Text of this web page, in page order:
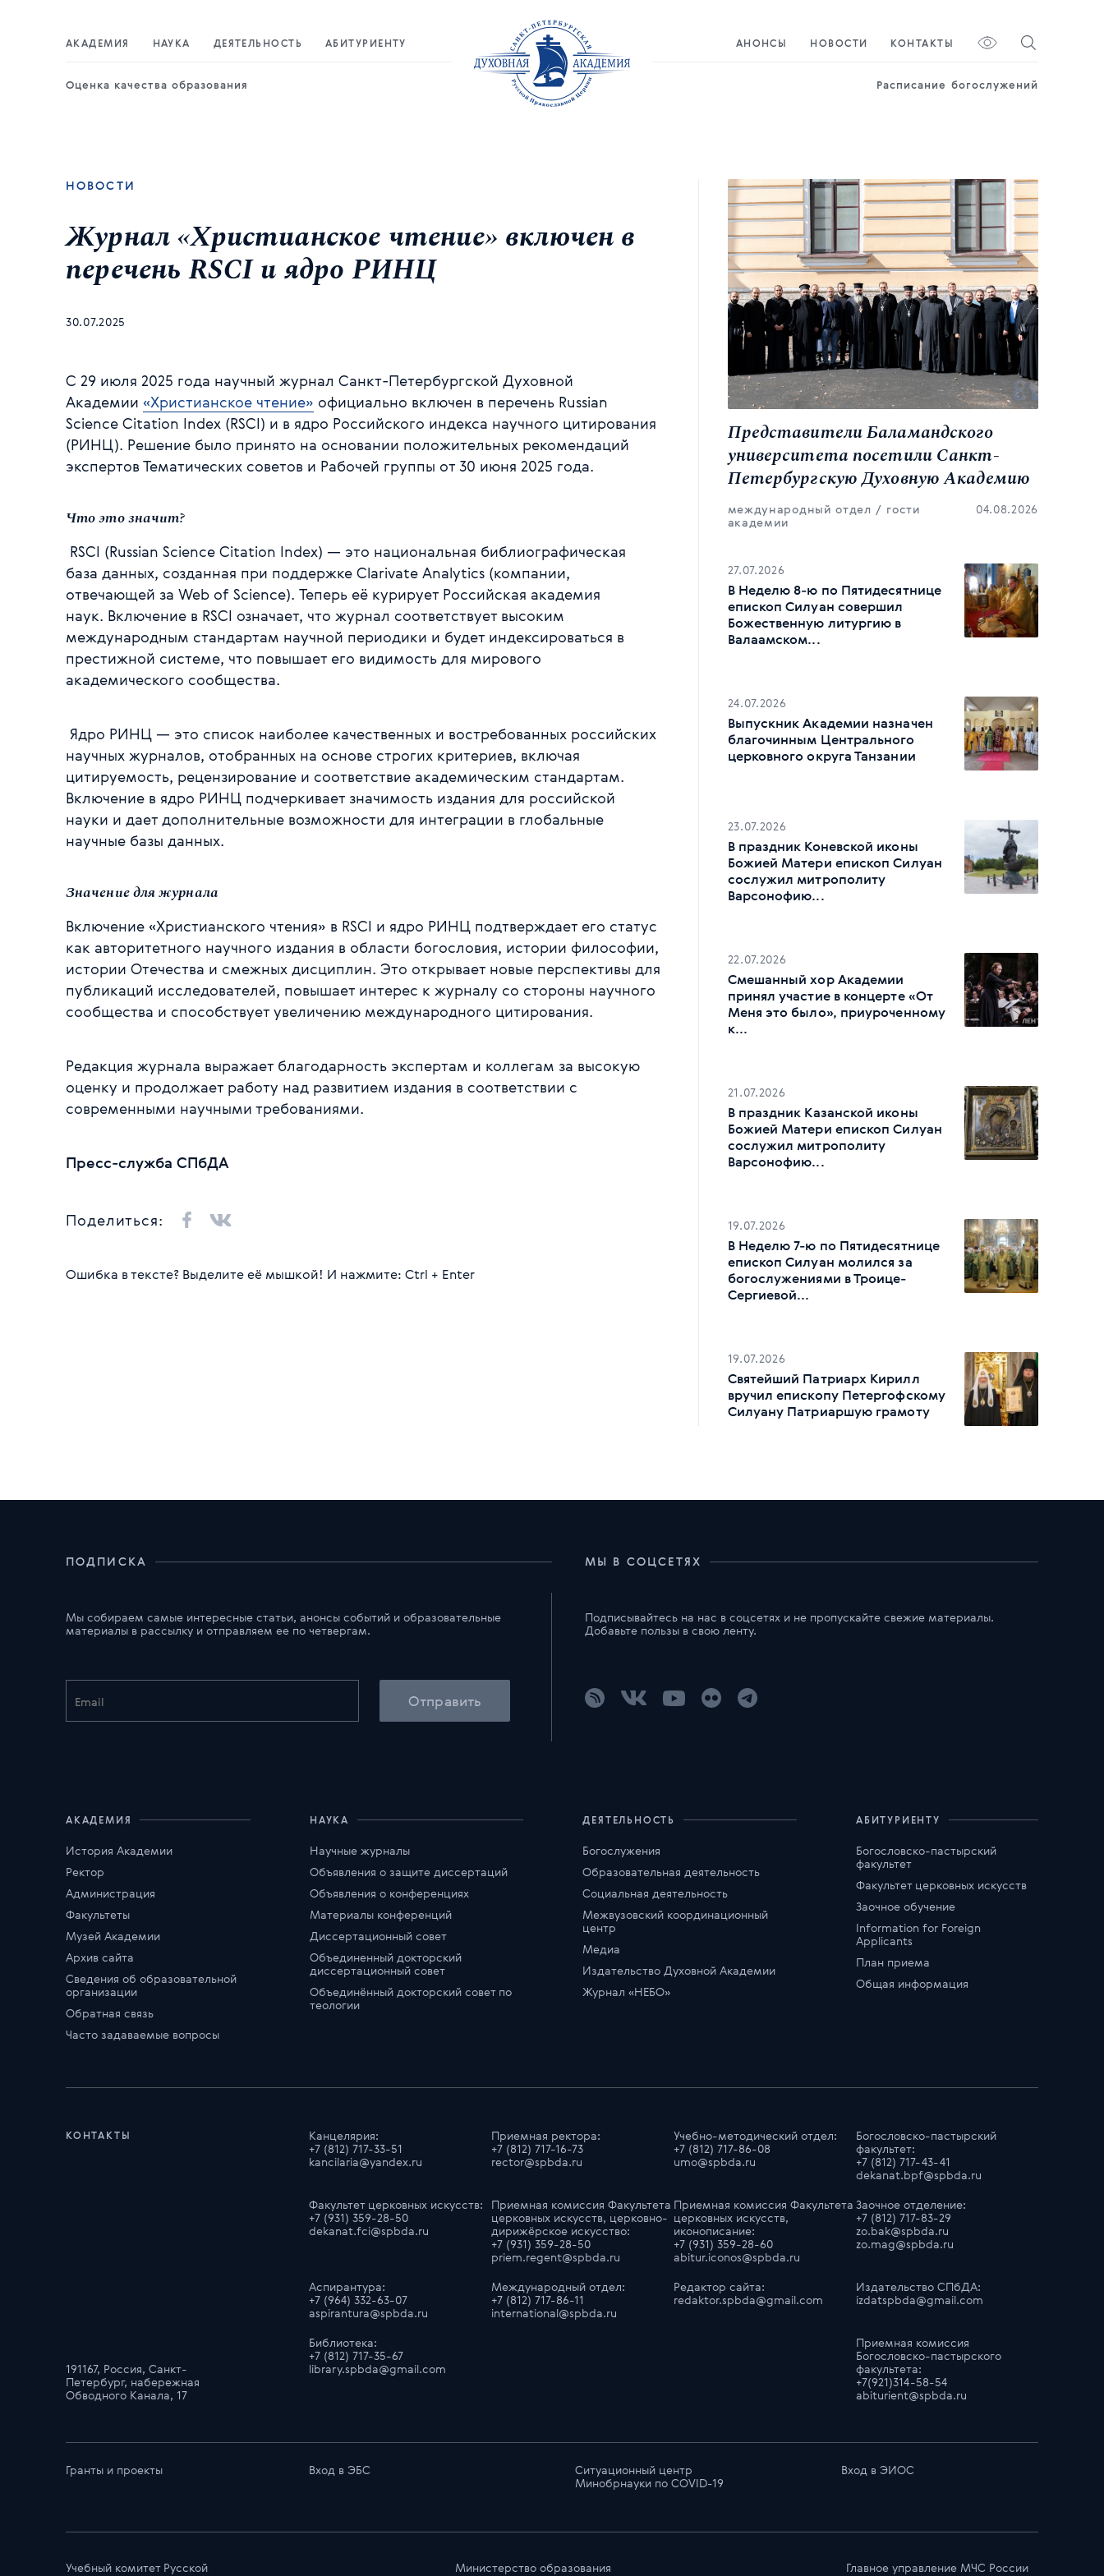
АКАДЕМИЯ НАУКА ДЕЯТЕЛЬНОСТЬ АБИТУРИЕНТУ
Оценка качества образования
АНОНСЫ НОВОСТИ КОНТАКТЫ
Расписание богослужений
НОВОСТИ
Журнал «Христианское чтение» включен в
перечень RSCI и ядро РИНЦ
30.07.2025
С 29 июля 2025 года научный журнал Санкт-Петербургской Духовной
Академии «Христианское чтение» официально включен в перечень Russian
Science Citation Index (RSCI) и в ядро Российского индекса научного цитирования
(РИНЦ). Решение было принято на основании положительных рекомендаций
экспертов Тематических советов и Рабочей группы от 30 июня 2025 года.
Что это значит?
RSCI (Russian Science Citation Index) — это национальная библиографическая
база данных, созданная при поддержке Clarivate Analytics (компании,
отвечающей за Web of Science). Теперь её курирует Российская академия
наук. Включение в RSCI означает, что журнал соответствует высоким
международным стандартам научной периодики и будет индексироваться в
престижной системе, что повышает его видимость для мирового
академического сообщества.
Ядро РИНЦ — это список наиболее качественных и востребованных российских
научных журналов, отобранных на основе строгих критериев, включая
цитируемость, рецензирование и соответствие академическим стандартам.
Включение в ядро РИНЦ подчеркивает значимость издания для российской
науки и дает дополнительные возможности для интеграции в глобальные
научные базы данных.
Значение для журнала
Включение «Христианского чтения» в RSCI и ядро РИНЦ подтверждает его статус
как авторитетного научного издания в области богословия, истории философии,
истории Отечества и смежных дисциплин. Это открывает новые перспективы для
публикаций исследователей, повышает интерес к журналу со стороны научного
сообщества и способствует увеличению международного цитирования.
Редакция журнала выражает благодарность экспертам и коллегам за высокую
оценку и продолжает работу над развитием издания в соответствии с
современными научными требованиями.
Пресс-служба СПбДА
Поделиться:
Ошибка в тексте? Выделите её мышкой! И нажмите: Ctrl + Enter
Представители Баламандского
университета посетили Санкт-
Петербургскую Духовную Академию
международный отдел
гости
академии
04.08.2026
27.07.2026
В Неделю 8-ю по Пятидесятнице
епископ Силуан совершил
Божественную литургию в
Валаамском...
24.07.2026
Выпускник Академии назначен
благочинным Центрального
церковного округа Танзании
23.07.2026
В праздник Коневской иконы
Божией Матери епископ Силуан
сослужил митрополиту
Варсонофию...
22.07.2026
Смешанный хор Академии
принял участие в концерте «От
Меня это было», приуроченному
к...
21.07.2026
В праздник Казанской иконы
Божией Матери епископ Силуан
сослужил митрополиту
Варсонофию...
19.07.2026
В Неделю 7-ю по Пятидесятнице
епископ Силуан молился за
богослужениями в Троице-
Сергиевой...
19.07.2026
Святейший Патриарх Кирилл
вручил епископу Петергофскому
Силуану Патриаршую грамоту
ПОДПИСКА
Мы собираем самые интересные статьи, анонсы событий и образовательные
материалы в рассылку и отправляем ее по четвергам.
Отправить
МЫ В СОЦСЕТЯХ
Подписывайтесь на нас в соцсетях и не пропускайте свежие материалы.
Добавьте пользы в свою ленту.
АКАДЕМИЯ
История Академии
Ректор
Администрация
Факультеты
Музей Академии
Архив сайта
Сведения об образовательной
организации
Обратная связь
Часто задаваемые вопросы
НАУКА
Научные журналы
Объявления о защите диссертаций
Объявления о конференциях
Материалы конференций
Диссертационный совет
Объединенный докторский
диссертационный совет
Объединённый докторский совет по
теологии
ДЕЯТЕЛЬНОСТЬ
Богослужения
Образовательная деятельность
Социальная деятельность
Межвузовский координационный
центр
Медиа
Издательство Духовной Академии
Журнал «НЕБО»
АБИТУРИЕНТУ
Богословско-пастырский
факультет
Факультет церковных искусств
Заочное обучение
Information for Foreign
Applicants
План приема
Общая информация
КОНТАКТЫ
191167, Россия, Санкт-
Петербург, набережная
Обводного Канала, 17
Канцелярия:
+7 (812) 717-33-51
kancilaria@yandex.ru
Приемная ректора:
+7 (812) 717-16-73
rector@spbda.ru
Учебно-методический отдел:
+7 (812) 717-86-08
umo@spbda.ru
Богословско-пастырский
факультет:
+7 (812) 717-43-41
dekanat.bpf@spbda.ru
Факультет церковных искусств:
+7 (931) 359-28-50
dekanat.fci@spbda.ru
Приемная комиссия Факультета
церковных искусств, церковно-
дирижёрское искусство:
+7 (931) 359-28-50
priem.regent@spbda.ru
Приемная комиссия Факультета
церковных искусств,
иконописание:
+7 (931) 359-28-60
abitur.iconos@spbda.ru
Заочное отделение:
+7 (812) 717-83-29
zo.bak@spbda.ru
zo.mag@spbda.ru
Аспирантура:
+7 (964) 332-63-07
aspirantura@spbda.ru
Международный отдел:
+7 (812) 717-86-11
international@spbda.ru
Редактор сайта:
redaktor.spbda@gmail.com
Издательство СПбДА:
izdatspbda@gmail.com
Библиотека:
+7 (812) 717-35-67
library.spbda@gmail.com
Приемная комиссия
Богословско-пастырского
факультета:
+7(921)314-58-54
abiturient@spbda.ru
Гранты и проекты Вход в ЭБС
Ситуационный центр
Минобрнауки по COVID-19
Вход в ЭИОС
Учебный комитет Русской
Министерство образования
Главноe управлениe МЧС России